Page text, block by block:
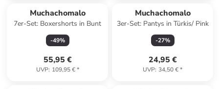
Muchachomalo
7er-Set: Boxershorts in Bunt
-49%
55,95 €
UVP: 109,95 €*
Muchachomalo
3er-Set: Pantys in Türkis/ Pink
-27%
24,95 €
UVP: 34,50 €*